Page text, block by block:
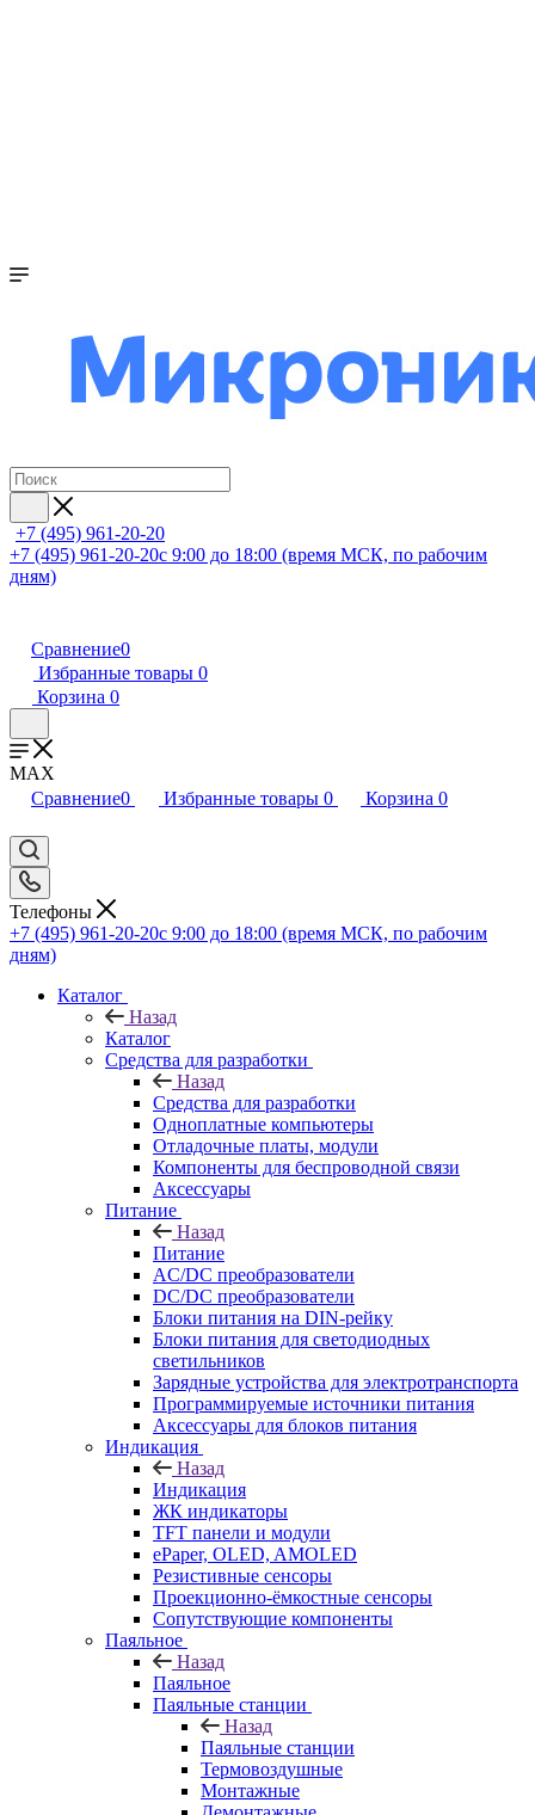
+7 (495) 961-20-20
+7 (495) 961-20-20с 9:00 до 18:00 (время МСК, по рабочим
дням)
Сравнение0
Избранные товары 0
Корзина 0
MAX
Сравнение0 Избранные товары 0 Корзина 0
Телефоны
+7 (495) 961-20-20с 9:00 до 18:00 (время МСК, по рабочим
дням)
Каталог
Назад
Каталог
Средства для разработки
Назад
Средства для разработки
Одноплатные компьютеры
Отладочные платы, модули
Компоненты для беспроводной связи
Аксессуары
Питание
Назад
Питание
AC/DC преобразователи
DC/DC преобразователи
Блоки питания на DIN-рейку
Блоки питания для светодиодных
светильников
Зарядные устройства для электротранспорта
Программируемые источники питания
Аксессуары для блоков питания
Индикация
Назад
Индикация
ЖК индикаторы
TFT панели и модули
ePaper, OLED, AMOLED
Резистивные сенсоры
Проекционно-ёмкостные сенсоры
Сопутствующие компоненты
Паяльное
Назад
Паяльное
Паяльные станции
Назад
Паяльные станции
Термовоздушные
Монтажные